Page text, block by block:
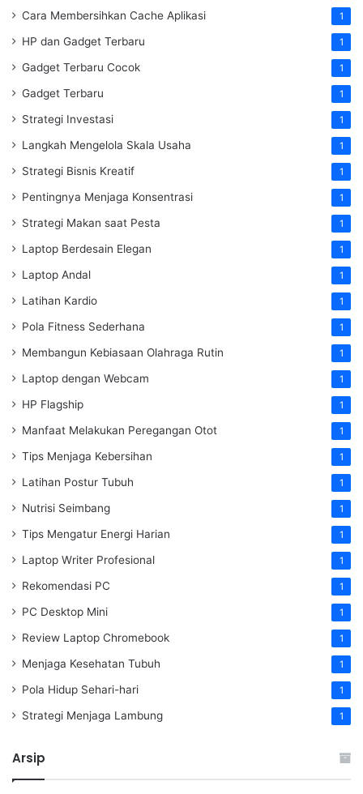
Cara Membersihkan Cache Aplikasi 1
HP dan Gadget Terbaru 1
Gadget Terbaru Cocok 1
Gadget Terbaru 1
Strategi Investasi 1
Langkah Mengelola Skala Usaha 1
Strategi Bisnis Kreatif 1
Pentingnya Menjaga Konsentrasi 1
Strategi Makan saat Pesta 1
Laptop Berdesain Elegan 1
Laptop Andal 1
Latihan Kardio 1
Pola Fitness Sederhana 1
Membangun Kebiasaan Olahraga Rutin 1
Laptop dengan Webcam 1
HP Flagship 1
Manfaat Melakukan Peregangan Otot 1
Tips Menjaga Kebersihan 1
Latihan Postur Tubuh 1
Nutrisi Seimbang 1
Tips Mengatur Energi Harian 1
Laptop Writer Profesional 1
Rekomendasi PC 1
PC Desktop Mini 1
Review Laptop Chromebook 1
Menjaga Kesehatan Tubuh 1
Pola Hidup Sehari-hari 1
Strategi Menjaga Lambung 1
Arsip